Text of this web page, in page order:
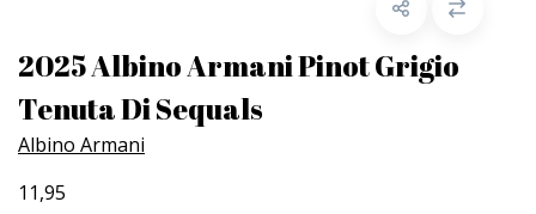
2025 Albino Armani Pinot Grigio
Tenuta Di Sequals
Albino Armani
11,95